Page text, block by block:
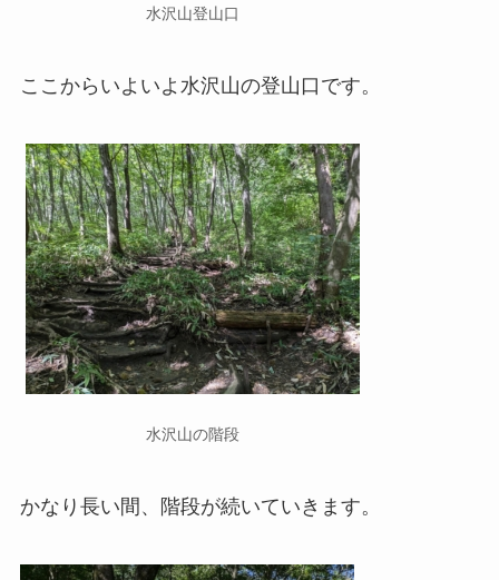
水沢山登山口
ここからいよいよ水沢山の登山口です。
水沢山の階段
かなり長い間、階段が続いていきます。